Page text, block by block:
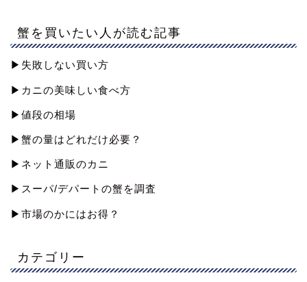
蟹を買いたい人が読む記事
▶︎失敗しない買い方
▶︎カニの美味しい食べ方
▶︎値段の相場
▶︎蟹の量はどれだけ必要？
▶︎ネット通販のカニ
▶︎スーパ/デパートの蟹を調査
▶︎市場のかにはお得？
カテゴリー